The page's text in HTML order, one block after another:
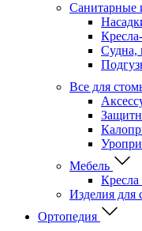
Санитарные
Судна,
Все для
Мебель
Кресла
Изделия для
Ортопедия